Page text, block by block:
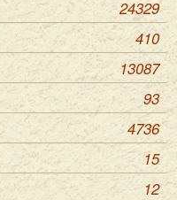
24329
410
13087
93
4736
15
12